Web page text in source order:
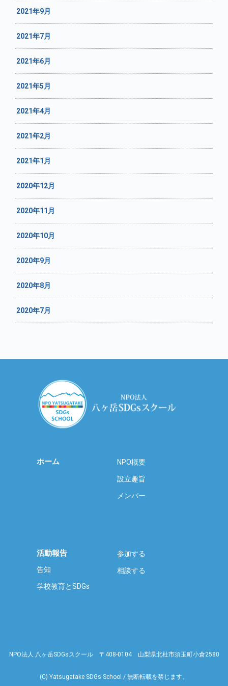
2021年9月
2021年7月
2021年6月
2021年5月
2021年4月
2021年2月
2021年1月
2020年12月
2020年11月
2020年10月
2020年9月
2020年8月
2020年7月
ホーム NPO概要
設立趣旨
メンバー
活動報告
告知
学校教育とSDGs
参加する
相談する
NPO法人 八ヶ岳SDGsスクール 〒408-0104 山梨県北杜市須玉町小倉2580
(C) Yatsugatake SDGs School / 無断転載を禁じます。